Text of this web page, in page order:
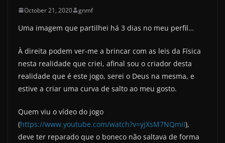
October 21, 2020 gnmf
Uma imagem que partilhei há 3 dias no meu perfil…
À direita podem ver-me a brincar com as leis da Física
nesta realidade que criei, afinal sou o criador desta
realidade que é este jogo, serei o Deus na mesma, e
estive a criar uma curva de salto ao meu gosto.
Quem viu o vídeo do jogo
(https://www.youtube.com/watch?v=yjXsM7NQmiI),
deve ter reparado que o boneco não saltava de forma